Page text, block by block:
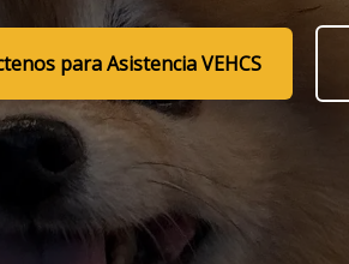
para Asistencia VEHCS